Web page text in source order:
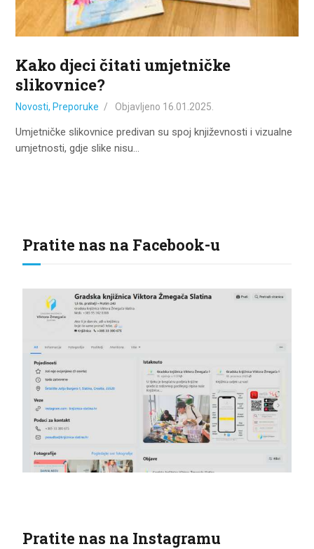
KONTAKT
Kako djeci čitati umjetničke
slikovnice?
Novosti, Preporuke Objavljeno 16.01.2025.
Umjetničke slikovnice predivan su spoj književnosti i vizualne
umjetnosti, gdje slike nisu…
Pratite nas na Facebook-u
Pratite nas na Instagramu